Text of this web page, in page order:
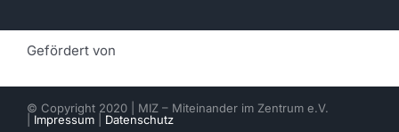
Gefördert von
© Copyright 2020 | MIZ – Miteinander im Zentrum e.V.
Impressum| Datenschutz